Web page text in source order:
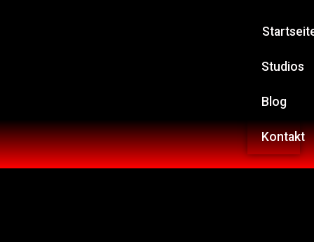
Studios
Blog
Kontakt